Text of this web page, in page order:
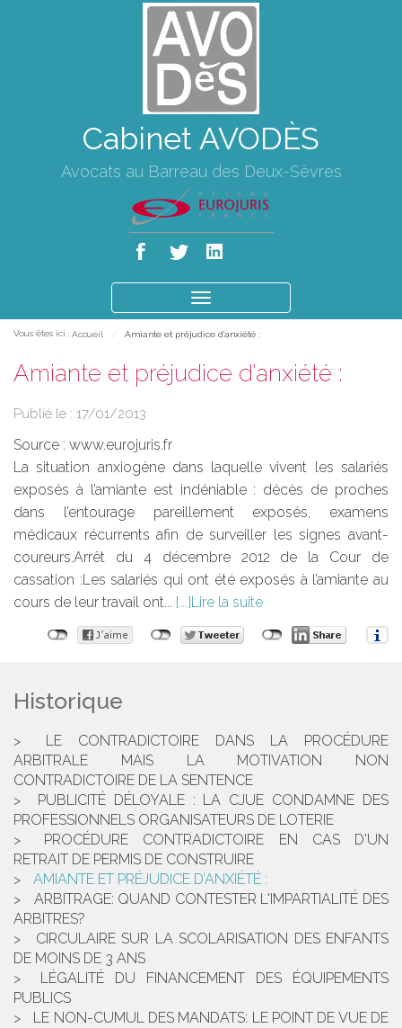
Cabinet AVODÈS
Avocats au Barreau des Deux-Sèvres
le
Vous êtes ici : Accueil Amiante et préjudice d’anxiété :
Amiante et préjudice d’anxiété :
Publié le : 17/01/2013
Source : www.eurojuris.fr
La situation anxiogène dans laquelle vivent les salariés
exposés à l’amiante est indéniable : décès de proches
dans l’entourage pareillement exposés, examens
médicaux récurrents afin de surveiller les signes avant-
coureurs.Arrêt du 4 décembre 2012 de la Cour de
cassation :Les salariés qui ont été exposés à l’amiante au
cours de leur travail ont...
Lire la suite
Historique
LE CONTRADICTOIRE DANS LA PROCÉDURE
ARBITRALE MAIS LA MOTIVATION NON
CONTRADICTOIRE DE LA SENTENCE
PUBLICITÉ DÉLOYALE : LA CJUE CONDAMNE DES
PROFESSIONNELS ORGANISATEURS DE LOTERIE
PROCÉDURE CONTRADICTOIRE EN CAS D'UN
RETRAIT DE PERMIS DE CONSTRUIRE
AMIANTE ET PRÉJUDICE D’ANXIÉTÉ :
ARBITRAGE: QUAND CONTESTER L'IMPARTIALITÉ DES
ARBITRES?
CIRCULAIRE SUR LA SCOLARISATION DES ENFANTS
DE MOINS DE 3 ANS
LÉGALITÉ DU FINANCEMENT DES ÉQUIPEMENTS
PUBLICS
LE NON-CUMUL DES MANDATS: LE POINT DE VUE DE